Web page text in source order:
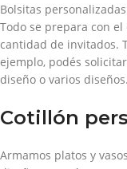
Bolsitas
Todo se prepara con
cantidad de invitados.
ejemplo, podés
diseño o varios diseños.
Cotillón
Armamos platos y